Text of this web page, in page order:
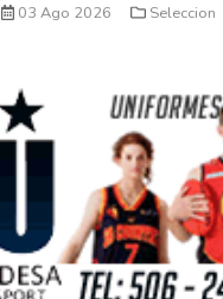
03 Ago 2026 Seleccion